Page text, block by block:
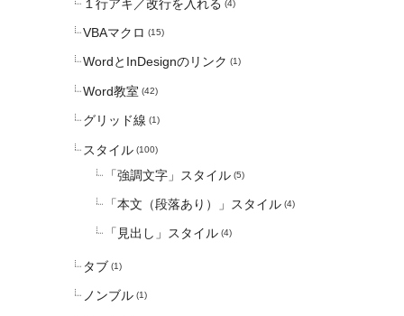
１行アキ／改行を入れる (4)
VBAマクロ (15)
WordとInDesignのリンク (1)
Word教室 (42)
グリッド線 (1)
スタイル (100)
「強調文字」スタイル (5)
「本文（段落あり）」スタイル (4)
「見出し」スタイル (4)
タブ (1)
ノンブル (1)